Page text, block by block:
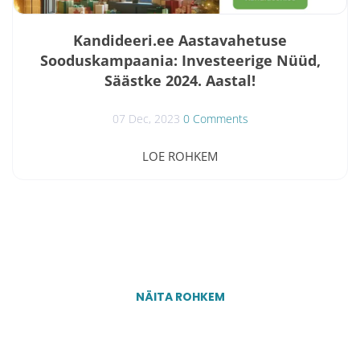
Kandideeri.ee Aastavahetuse
Sooduskampaania: Investeerige Nüüd,
Säästke 2024. Aastal!
07 Dec, 2023 0 Comments
värbamiskulusid, on Kandideeri.ee teile suurepärane
aastavahetuse sooduskampaania on loodud...
LOE ROHKEM
NÄITA ROHKEM